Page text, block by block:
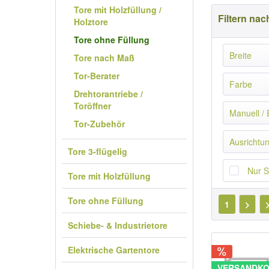
Tore mit Holzfüllung /
Holztore
Tore ohne Füllung
Tore nach Maß
Tor-Berater
Drehtorantriebe /
Toröffner
Tor-Zubehör
Tore 3-flügelig
Tore mit Holzfüllung
Tore ohne Füllung
Schiebe- & Industrietore
Elektrische Gartentore
Filtern
Breite
200
250
300
350
400
450
500
Farbe
Grün
Manuell /
Nur
1